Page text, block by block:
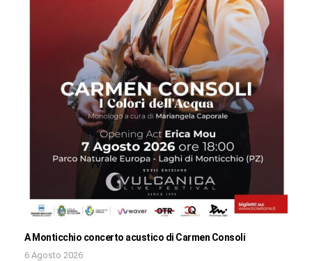
A Monticchio concerto acustico di Carmen Consoli
6 Agosto 2026